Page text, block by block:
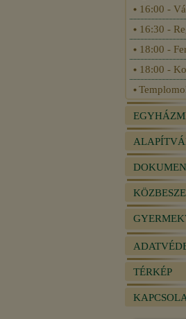
16:00 -
16:30 -
18:00 -
18:00 -
TÉRKÉP